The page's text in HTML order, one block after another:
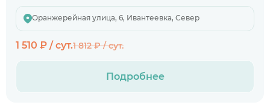
Оранжерейная улица, 6, Ивантеевка, Север
1 510 ₽ / сут.1 812 ₽ / сут.
Подробнее